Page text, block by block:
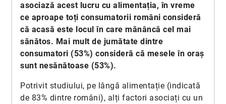
asociază acest lucru cu alimentația, în vreme
ce aproape toți consumatorii români consideră
că acasă este locul în care mănâncă cel mai
sănătos. Mai mult de jumătate dintre
consumatori (53%) consideră că mesele în oraș
sunt nesănătoase (53%).
Potrivit studiului, pe lângă alimentație (indicată
de 83% dintre români), alți factori asociați cu un